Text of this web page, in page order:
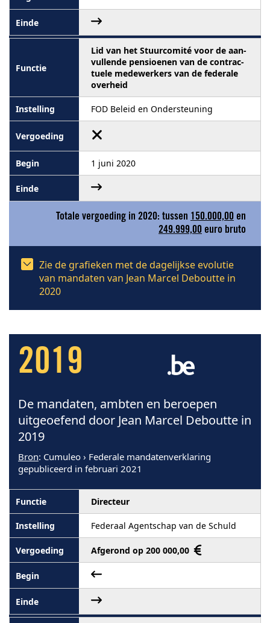
Lid van het Stuurcomité voor de aan-
vullende pensioenen van de contrac-
tuele medewerkers van de federale
overheid
FOD Beleid en Ondersteuning
1 juni 2020
Totale vergoeding in 2020: tussen 150.000,00 en
249.999,00 euro bruto
Zie de grafieken met de dagelijkse evolutie
van mandaten van Jean Marcel Deboutte in
2020
2019
De mandaten, ambten en beroepen
uitgeoefend door Jean Marcel Deboutte in
2019
Bron: Cumuleo › Federale mandatenverklaring
gepubliceerd in februari 2021
Directeur
Federaal Agentschap van de Schuld
Afgerond op 200 000,00